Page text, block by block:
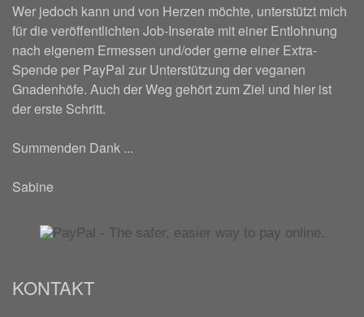
Wer jedoch kann und von Herzen möchte, unterstützt mich
für die veröffentlichten Job-Inserate mit einer Entlohnung
nach eigenem Ermessen und/oder gerne einer Extra-
Spende per PayPal zur Unterstützung der veganen
Gnadenhöfe. Auch der Weg gehört zum Ziel und hier ist
der erste Schritt.
Summenden Dank ...
Sabine
KONTAKT